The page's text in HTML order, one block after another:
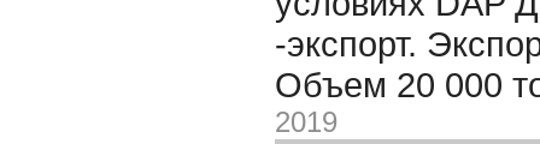
-экспорт.
Объем 20 000
2019